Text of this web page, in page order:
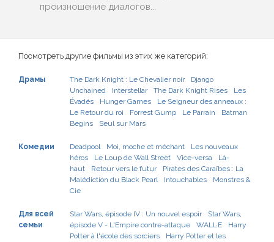
произношение диалогов...
Посмотреть другие фильмы из этих же категорий:
Драмы The Dark Knight : Le Chevalier noir
Django
Unchained
Interstellar The Dark Knight Rises
Les
Évadés
Hunger Games
Le Seigneur des anneaux :
Le Retour du roi
Forrest Gump Le Parrain
Batman
Begins
Seul sur Mars
Комедии Deadpool Moi, moche et méchant
Les nouveaux
héros
Le Loup de Wall Street Vice-versa
Là-
haut
Retour vers le futur
Pirates des Caraïbes : La
Malédiction du Black Pearl
Intouchables
Monstres &
Cie
Для всей
семьи
Star Wars, épisode IV : Un nouvel espoir
Star Wars,
épisode V - L'Empire contre-attaque
WALL·E
Harry
Potter à l'école des sorciers
Harry Potter et les